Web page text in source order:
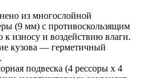
из многослойной
(9 мм) с противоскользящим
износу и воздействию влаги.
кузова — герметичный
подвеска (4 рессоры х 4